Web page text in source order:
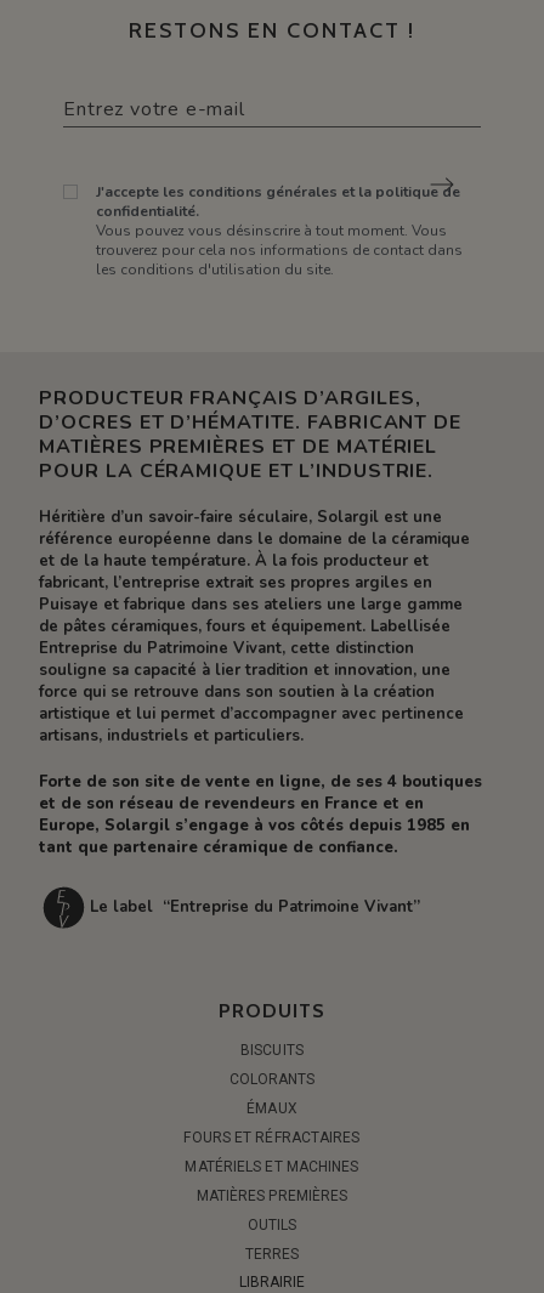
RESTONS EN CONTACT !
J'accepte les conditions générales et la politique de
confidentialité.
Vous pouvez vous désinscrire à tout moment. Vous
trouverez pour cela nos informations de contact dans
les conditions d'utilisation du site.
PRODUCTEUR FRANÇAIS D’ARGILES,
D’OCRES ET D’HÉMATITE. FABRICANT DE
MATIÈRES PREMIÈRES ET DE MATÉRIEL
POUR LA CÉRAMIQUE ET L’INDUSTRIE.
Héritière d’un savoir-faire séculaire, Solargil est une
référence européenne dans le domaine de la céramique
et de la haute température. À la fois producteur et
fabricant, l’entreprise extrait ses propres argiles en
Puisaye et fabrique dans ses ateliers une large gamme
de pâtes céramiques, fours et équipement. Labellisée
Entreprise du Patrimoine Vivant, cette distinction
souligne sa capacité à lier tradition et innovation, une
force qui se retrouve dans son soutien à la création
artistique et lui permet d’accompagner avec pertinence
artisans, industriels et particuliers.
Forte de son site de vente en ligne, de ses 4 boutiques
et de son réseau de revendeurs en France et en
Europe, Solargil s’engage à vos côtés depuis 1985 en
tant que partenaire céramique de confiance.
Le label “Entreprise du Patrimoine Vivant”
PRODUITS
BISCUITS
COLORANTS
ÉMAUX
FOURS ET RÉFRACTAIRES
MATÉRIELS ET MACHINES
MATIÈRES PREMIÈRES
OUTILS
TERRES
LIBRAIRIE